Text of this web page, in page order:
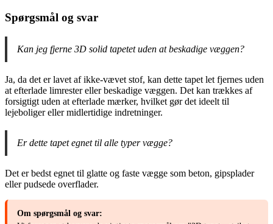
Spørgsmål og svar
Kan jeg fjerne 3D solid tapetet uden at beskadige væggen?
Ja, da det er lavet af ikke-vævet stof, kan dette tapet let fjernes uden
at efterlade limrester eller beskadige væggen. Det kan trækkes af
forsigtigt uden at efterlade mærker, hvilket gør det ideelt til
lejeboliger eller midlertidige indretninger.
Er dette tapet egnet til alle typer vægge?
Det er bedst egnet til glatte og faste vægge som beton, gipsplader
eller pudsede overflader.
Om spørgsmål og svar: